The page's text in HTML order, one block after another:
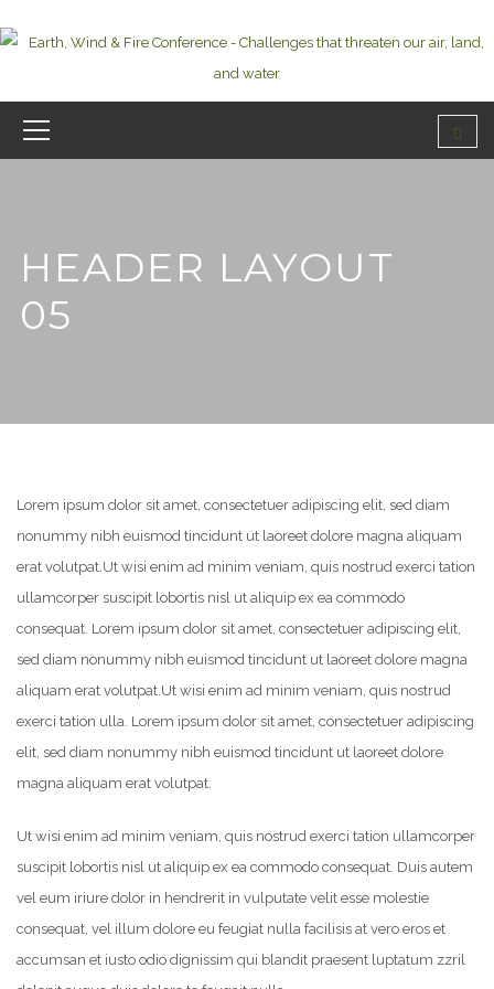
HEADER LAYOUT
05
Lorem ipsum dolor sit amet, consectetuer adipiscing elit, sed diam
nonummy nibh euismod tincidunt ut laoreet dolore magna aliquam
erat volutpat.Ut wisi enim ad minim veniam, quis nostrud exerci tation
ullamcorper suscipit lobortis nisl ut aliquip ex ea commodo
consequat. Lorem ipsum dolor sit amet, consectetuer adipiscing elit,
sed diam nonummy nibh euismod tincidunt ut laoreet dolore magna
aliquam erat volutpat.Ut wisi enim ad minim veniam, quis nostrud
exerci tation ulla. Lorem ipsum dolor sit amet, consectetuer adipiscing
elit, sed diam nonummy nibh euismod tincidunt ut laoreet dolore
magna aliquam erat volutpat.
Ut wisi enim ad minim veniam, quis nostrud exerci tation ullamcorper
suscipit lobortis nisl ut aliquip ex ea commodo consequat. Duis autem
vel eum iriure dolor in hendrerit in vulputate velit esse molestie
consequat, vel illum dolore eu feugiat nulla facilisis at vero eros et
accumsan et iusto odio dignissim qui blandit praesent luptatum zzril